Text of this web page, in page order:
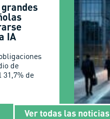
IA
de
de
Ver todas las noticias